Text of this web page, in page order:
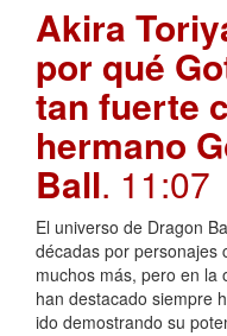
Akira
por qué
tan fuerte
hermano
Ball. 11:07
El universo de Dragon
décadas por personajes
muchos más, pero en la
han destacado siempre
ido demostrando su